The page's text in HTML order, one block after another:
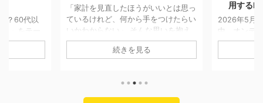
？60代以
」をテー
た。 「年
「家計を見直したほうがいいとは思っ
ているけれど、何から手をつけたらい
いかわからない」 そんな思いを抱え
ながら、なかなか行動に移せない方は
少なくありません。 今回ご紹介する
も家計について気になることはあった
ものの、ご家庭の状況もあり、本格的
続きを見る
用する
2026年5月7
中、オンデ
おりました